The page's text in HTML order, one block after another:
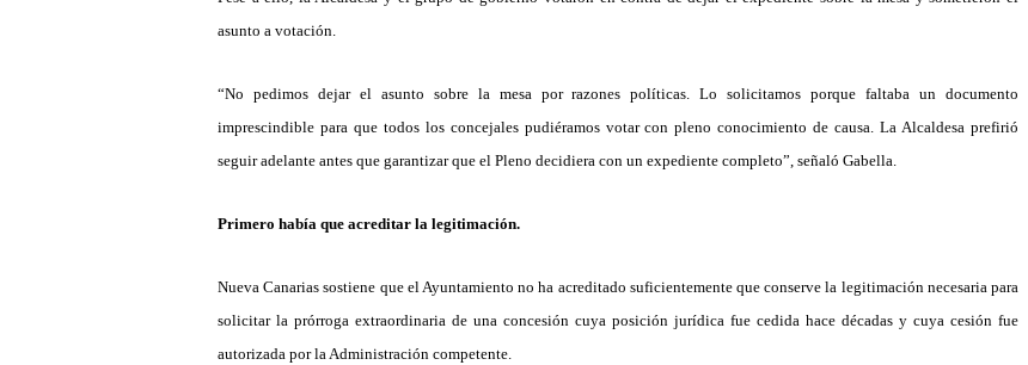
asunto a votación.
“No pedimos dejar el asunto sobre la mesa por razones políticas. Lo solicitamos porque faltaba un documento
imprescindible para que todos los concejales pudiéramos votar con pleno conocimiento de causa. La Alcaldesa prefirió
seguir adelante antes que garantizar que el Pleno decidiera con un expediente completo”, señaló Gabella.
Primero había que acreditar la legitimación.
Nueva Canarias sostiene que el Ayuntamiento no ha acreditado suficientemente que conserve la legitimación necesaria para
solicitar la prórroga extraordinaria de una concesión cuya posición jurídica fue cedida hace décadas y cuya cesión fue
autorizada por la Administración competente.